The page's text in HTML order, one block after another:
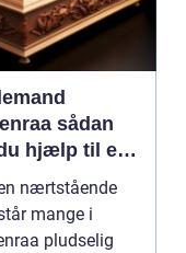
sådan
hjælp til en
afsked
nærtstående
mange i
pludselig